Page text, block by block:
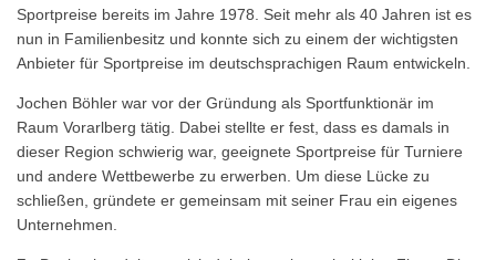
Sportpreise bereits im Jahre 1978. Seit mehr als 40 Jahren ist es
nun in Familienbesitz und konnte sich zu einem der wichtigsten
Anbieter für Sportpreise im deutschsprachigen Raum entwickeln.
Jochen Böhler war vor der Gründung als Sportfunktionär im
Raum Vorarlberg tätig. Dabei stellte er fest, dass es damals in
dieser Region schwierig war, geeignete Sportpreise für Turniere
und andere Wettbewerbe zu erwerben. Um diese Lücke zu
schließen, gründete er gemeinsam mit seiner Frau ein eigenes
Unternehmen.